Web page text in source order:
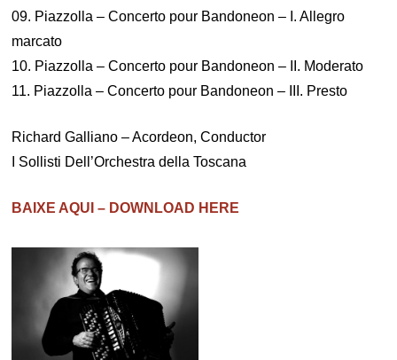
09. Piazzolla – Concerto pour Bandoneon – I. Allegro
marcato
10. Piazzolla – Concerto pour Bandoneon – II. Moderato
11. Piazzolla – Concerto pour Bandoneon – III. Presto
Richard Galliano – Acordeon, Conductor
I Sollisti Dell’Orchestra della Toscana
BAIXE AQUI – DOWNLOAD HERE